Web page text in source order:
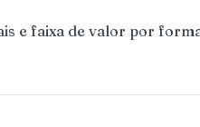
e faixa de valor por